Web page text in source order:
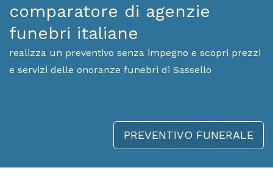
comparatore di agenzie
funebri italiane
realizza un preventivo senza impegno e scopri prezzi
e servizi delle onoranze funebri di Sassello
PREVENTIVO FUNERALE